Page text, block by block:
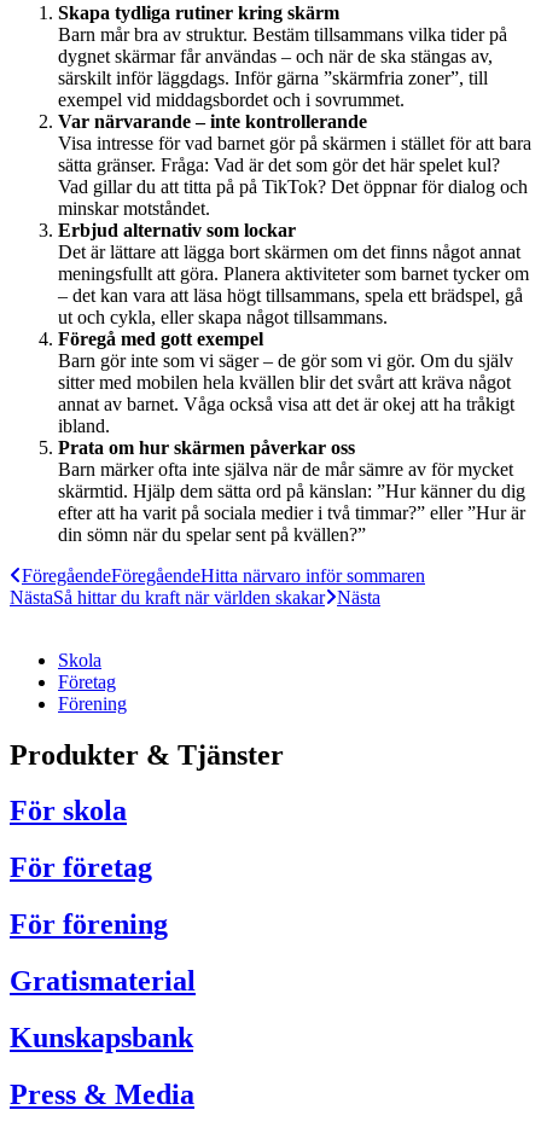
Skapa tydliga rutiner kring skärm
Barn mår bra av struktur. Bestäm tillsammans vilka tider på
dygnet skärmar får användas – och när de ska stängas av,
särskilt inför läggdags. Inför gärna ”skärmfria zoner”, till
exempel vid middagsbordet och i sovrummet.
Var närvarande – inte kontrollerande
Visa intresse för vad barnet gör på skärmen i stället för att bara
sätta gränser. Fråga: Vad är det som gör det här spelet kul?
Vad gillar du att titta på på TikTok? Det öppnar för dialog och
minskar motståndet.
Erbjud alternativ som lockar
Det är lättare att lägga bort skärmen om det finns något annat
meningsfullt att göra. Planera aktiviteter som barnet tycker om
– det kan vara att läsa högt tillsammans, spela ett brädspel, gå
ut och cykla, eller skapa något tillsammans.
Föregå med gott exempel
Barn gör inte som vi säger – de gör som vi gör. Om du själv
sitter med mobilen hela kvällen blir det svårt att kräva något
annat av barnet. Våga också visa att det är okej att ha tråkigt
ibland.
Prata om hur skärmen påverkar oss
Barn märker ofta inte själva när de mår sämre av för mycket
skärmtid. Hjälp dem sätta ord på känslan: ”Hur känner du dig
efter att ha varit på sociala medier i två timmar?” eller ”Hur är
din sömn när du spelar sent på kvällen?”
FöregåendeFöregåendeHitta närvaro inför sommaren
NästaSå hittar du kraft när världen skakar Nästa
Skola
Företag
Förening
Produkter & Tjänster
För skola
För företag
För förening
Gratismaterial
Kunskapsbank
Press & Media